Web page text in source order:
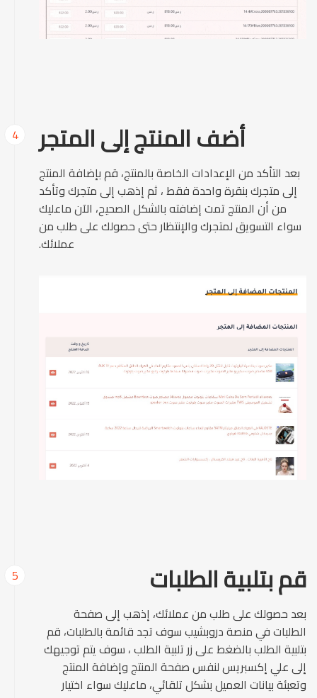
4 أضف المنتج إلى المتجر
بعد التأكد من الإعدادات الخاصة بالمنتج، قم بإضافة المنتج
إلى متجرك بنقرة واحدة فقط ، ثم إذهب إلى متجرك وتأكد
من أن المنتج تمت إضافته بالشكل الصحيح، الآن ماعليك
سواء التسويق لمتجرك والإنتظار حتى حصولك على طلب من
عملائك.
5 قم بتلبية الطلبات
بعد حصولك على طلب من عملائك، إذهب إلى صفحة
الطلبات في منصة دروبشيب سوف تجد قائمة بالطلبات، قم
بتلبية الطلب بالضغط على زر تلبية الطلب ، سوف يتم توجيهك
إلى علي إكسبريس لنفس صفحة المنتج وإضافة المنتج
وتعبئة بيانات العميل بشكل تلقائي، ماعليك سواء اختيار